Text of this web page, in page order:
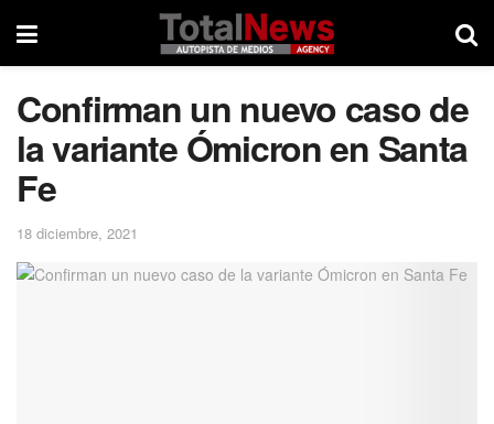
Confirman un nuevo caso de
la variante Ómicron en Santa
Fe
18 diciembre, 2021